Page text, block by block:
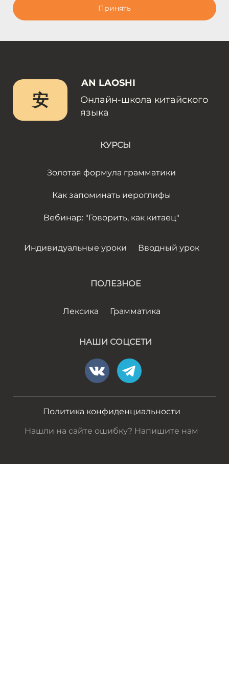
Принять
安
AN LAOSHI
Онлайн-школа китайского
языка
КУРСЫ
Золотая формула грамматики
Как запоминать иероглифы
Вебинар: "Говорить, как китаец"
Индивидуальные уроки Вводный урок
ПОЛЕЗНОЕ
Лексика Грамматика
НАШИ СОЦСЕТИ
Политика конфиденциальности
Нашли на сайте ошибку? Напишите нам